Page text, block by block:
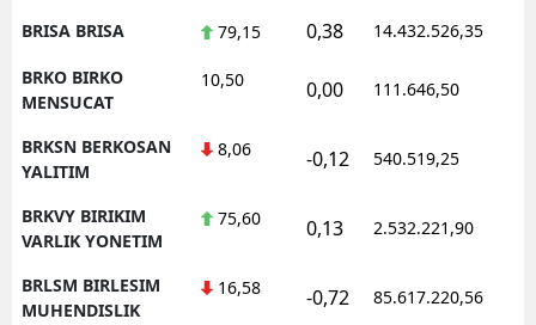
BRISA BRISA 79,15 0,38 14.432.526,35
BRKO BIRKO
MENSUCAT
10,50 0,00 111.646,50
BRKSN BERKOSAN
YALITIM
8,06 -0,12 540.519,25
BRKVY BIRIKIM
VARLIK YONETIM
75,60 0,13 2.532.221,90
BRLSM BIRLESIM
MUHENDISLIK
16,58 -0,72 85.617.220,56